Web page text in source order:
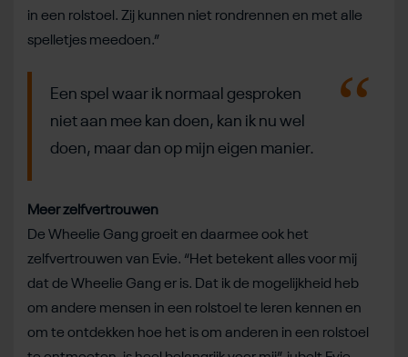
in een rolstoel. Zij kunnen niet rondrennen en met alle
spelletjes meedoen.”
Een spel waar ik normaal gesproken
niet aan mee kan doen, kan ik nu wel
doen, maar dan op mijn eigen manier.
Meer zelfvertrouwen
De Wheelie Gang groeit en daarmee ook het
zelfvertrouwen van Evie. “Het betekent alles voor mij
dat de Wheelie Gang er is. Dat ik de mogelijkheid heb
om andere mensen in een rolstoel te leren kennen en
om te ontdekken hoe het is om anderen in een rolstoel